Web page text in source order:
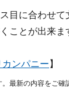
目に合わせ
ことが出来ま
ンパニー 】
最新の内容をご確